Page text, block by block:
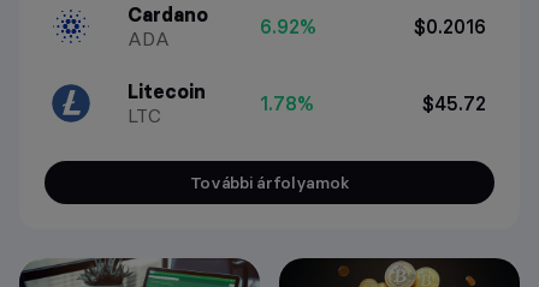
Cardano
ADA
6.92% $0.2016
Litecoin
LTC
1.78% $45.72
További árfolyamok